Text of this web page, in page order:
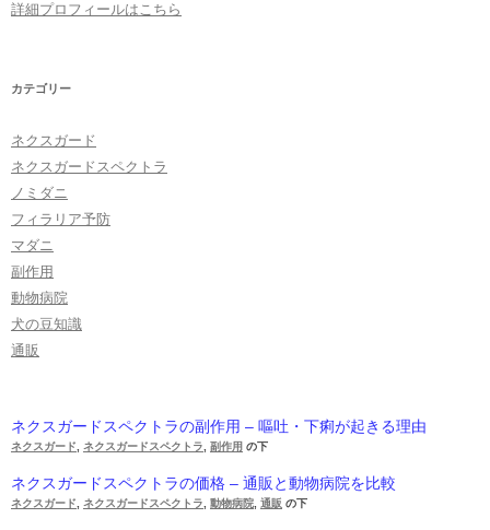
詳細プロフィールはこちら
カテゴリー
ネクスガード
ネクスガードスペクトラ
ノミダニ
フィラリア予防
マダニ
副作用
動物病院
犬の豆知識
通販
ネクスガードスペクトラの副作用 – 嘔吐・下痢が起きる理由
ネクスガード, ネクスガードスペクトラ, 副作用 の下
ネクスガードスペクトラの価格 – 通販と動物病院を比較
ネクスガード, ネクスガードスペクトラ, 動物病院, 通販 の下